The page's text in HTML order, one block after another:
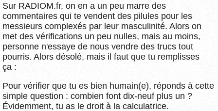
Sur RADIOM.fr, on en a un peu marre des
commentaires qui te vendent des pilules pour les
messieurs complexés par leur masculinité. Alors on
met des vérifications un peu nulles, mais au moins,
personne n'essaye de nous vendre des trucs tout
pourris. Alors désolé, mais il faut que tu remplisses
ça :
Pour vérifier que tu es bien humain(e), réponds à cette
simple question : combien font dix-neuf plus un ?
Évidemment, tu as le droit à la calculatrice.